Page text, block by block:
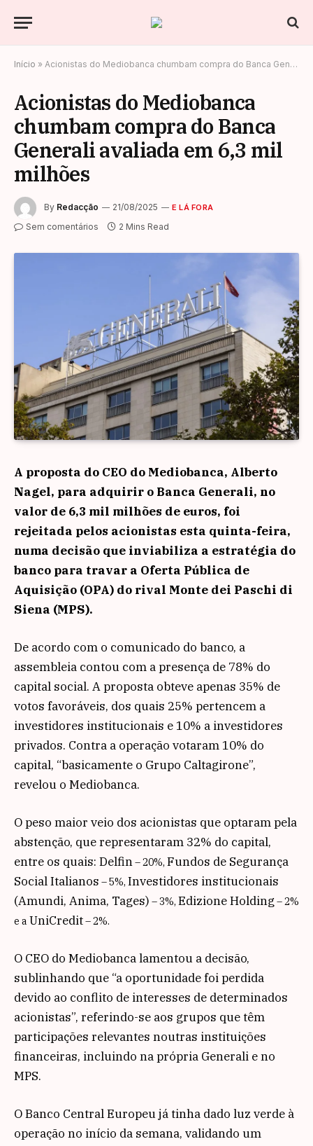
Início » Acionistas do Mediobanca chumbam compra do Banca Generali avaliada em 6,3 mil milhões
Acionistas do Mediobanca
chumbam compra do Banca
Generali avaliada em 6,3 mil
milhões
By Redacção 21/08/2025 E LÁ FORA
Sem comentários 2 Mins Read
A proposta do CEO do Mediobanca, Alberto
Nagel, para adquirir o Banca Generali, no
valor de 6,3 mil milhões de euros, foi
rejeitada pelos acionistas esta quinta-feira,
numa decisão que inviabiliza a estratégia do
banco para travar a Oferta Pública de
Aquisição (OPA) do rival Monte dei Paschi di
Siena (MPS).
De acordo com o comunicado do banco, a
assembleia contou com a presença de 78% do
capital social. A proposta obteve apenas 35% de
votos favoráveis, dos quais 25% pertencem a
investidores institucionais e 10% a investidores
privados. Contra a operação votaram 10% do
capital, “basicamente o Grupo Caltagirone”,
revelou o Mediobanca.
O peso maior veio dos acionistas que optaram pela
abstenção, que representaram 32% do capital,
entre os quais: Delfin– 20%, Fundos de Segurança
Social Italianos – 5%, Investidores institucionais
(Amundi, Anima, Tages) – 3%, Edizione Holding – 2%
e a UniCredit– 2%.
O CEO do Mediobanca lamentou a decisão,
sublinhando que “a oportunidade foi perdida
devido ao conflito de interesses de determinados
acionistas”, referindo-se aos grupos que têm
participações relevantes noutras instituições
financeiras, incluindo na própria Generali e no
MPS.
O Banco Central Europeu já tinha dado luz verde à
operação no início da semana, validando um